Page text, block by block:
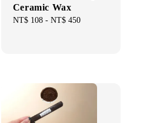
Ceramic Wax
Regular
NT$ 108- NT$ 450